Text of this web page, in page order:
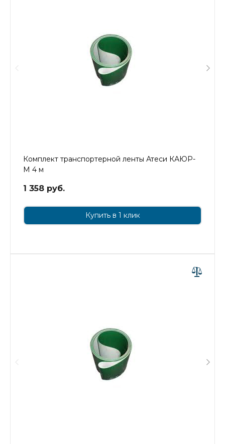
Комплект транспортерной ленты Атеси КАЮР-
М 4 м
1 358 руб.
Купить в 1 клик